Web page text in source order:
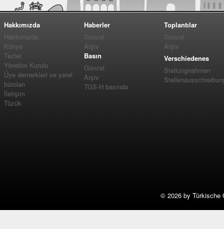
Hakkımızda
Hakkımızda
Künye
Tezler
Yönetim Kurulu
Üye dernerkleri ve yerel
büroları
İletişim
Tüzük
Haberler
Güncel
Arşiv
Basın
Güncel
Arşiv
TGS-H basında
Toplantılar
Güncel
Arşiv
Verschiedenes
Stellungnahmen
© 2026 by Türkische